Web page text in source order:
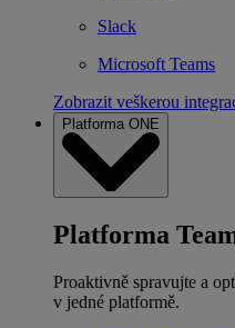
Slack
Microsoft Teams
Zobrazit veškerou
Platforma ONE
Platforma
Proaktivně spravujte a
v jedné platformě.